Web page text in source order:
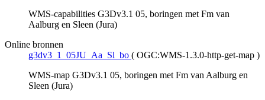
WMS-capabilities G3Dv3.1 05, boringen met Fm van
Aalburg en Sleen (Jura)
Online bronnen
g3dv3_1_05JU_Aa_Sl_bo ( OGC:WMS-1.3.0-http-get-map )
WMS-map G3Dv3.1 05, boringen met Fm van Aalburg en
Sleen (Jura)